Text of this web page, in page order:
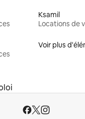
Ksamil
Locations de
Voir plus